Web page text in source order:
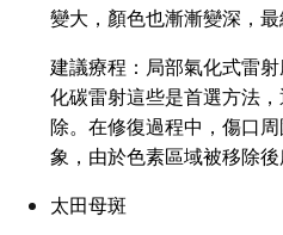
變大，顏色也漸漸變深，最
建議療程：局部氣化式雷
化碳雷射這些是首選方法
除。在修復過程中，傷口
象，由於色素區域被移除後
太田母斑